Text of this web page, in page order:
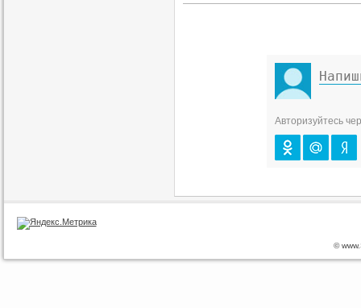
Авторизуйтесь
©